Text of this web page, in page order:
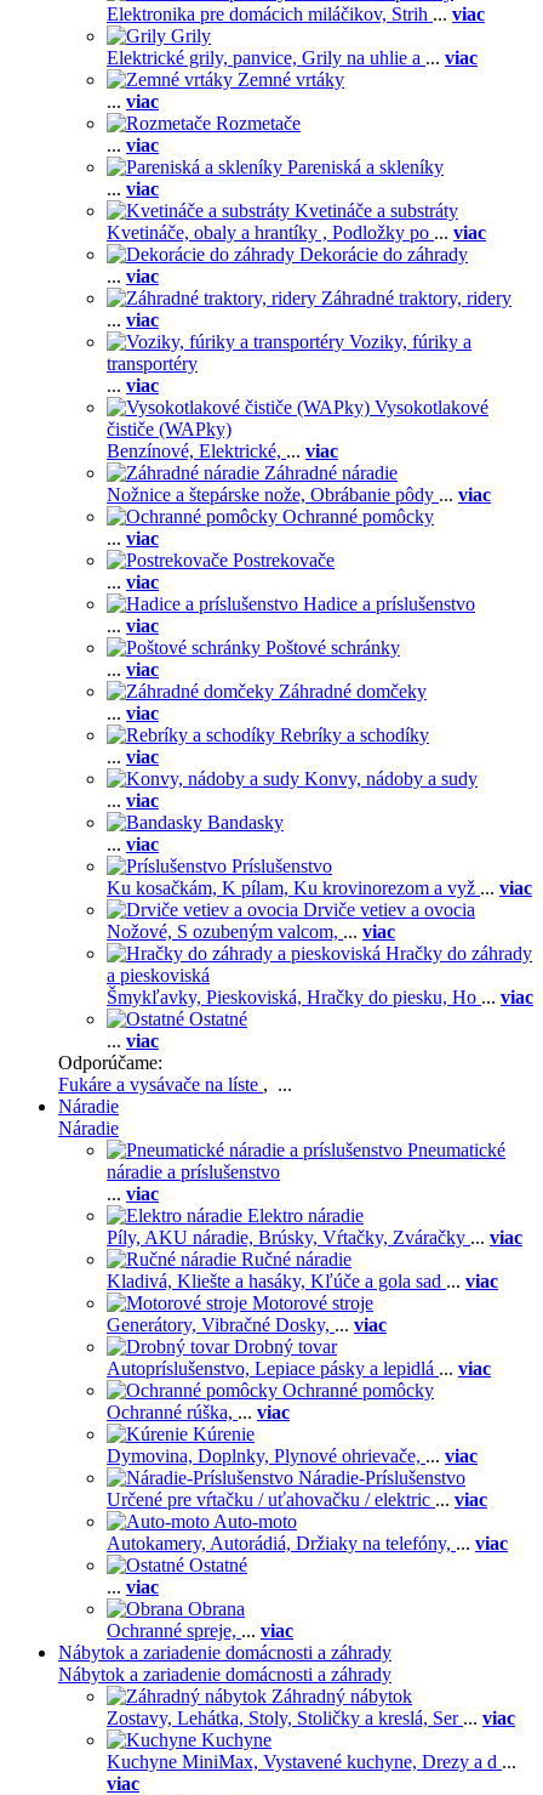
Elektronika pre domácich miláčikov, Strih ... viac
Grily
Elektrické grily, panvice, Grily na uhlie a ... viac
Zemné vrtáky
... viac
Rozmetače
... viac
Pareniská a skleníky
... viac
Kvetináče a substráty
Kvetináče, obaly a hrantíky , Podložky po ... viac
Dekorácie do záhrady
... viac
Záhradné traktory, ridery
... viac
Voziky, fúriky a
transportéry
... viac
Vysokotlakové
čističe (WAPky)
Benzínové, Elektrické, ... viac
Záhradné náradie
Nožnice a štepárske nože, Obrábanie pôdy ... viac
Ochranné pomôcky
... viac
Postrekovače
... viac
Hadice a príslušenstvo
... viac
Poštové schránky
... viac
Záhradné domčeky
... viac
Rebríky a schodíky
... viac
Konvy, nádoby a sudy
... viac
Bandasky
... viac
Príslušenstvo
Ku kosačkám, K pílam, Ku krovinorezom a vyž ... viac
Drviče vetiev a ovocia
Nožové, S ozubeným valcom, ... viac
Hračky do záhrady
a pieskoviská
Šmykľavky, Pieskoviská, Hračky do piesku, Ho ... viac
Ostatné
... viac
Odporúčame:
Fukáre a vysávače na líste , ...
Náradie
Náradie
Pneumatické
náradie a príslušenstvo
... viac
Elektro náradie
Píly, AKU náradie, Brúsky, Vŕtačky, Zváračky ... viac
Ručné náradie
Kladivá, Kliešte a hasáky, Kľúče a gola sad ... viac
Motorové stroje
Generátory, Vibračné Dosky, ... viac
Drobný tovar
Autopríslušenstvo, Lepiace pásky a lepidlá ... viac
Ochranné pomôcky
Ochranné rúška, ... viac
Kúrenie
Dymovina, Doplnky, Plynové ohrievače, ... viac
Náradie-Príslušenstvo
Určené pre vŕtačku / uťahovačku / elektric ... viac
Auto-moto
Autokamery, Autorádiá, Držiaky na telefóny, ... viac
Ostatné
... viac
Obrana
Ochranné spreje, ... viac
Nábytok a zariadenie domácnosti a záhrady
Nábytok a zariadenie domácnosti a záhrady
Záhradný nábytok
Zostavy, Lehátka, Stoly, Stoličky a kreslá, Ser ... viac
Kuchyne
Kuchyne MiniMax, Vystavené kuchyne, Drezy a d ...
viac